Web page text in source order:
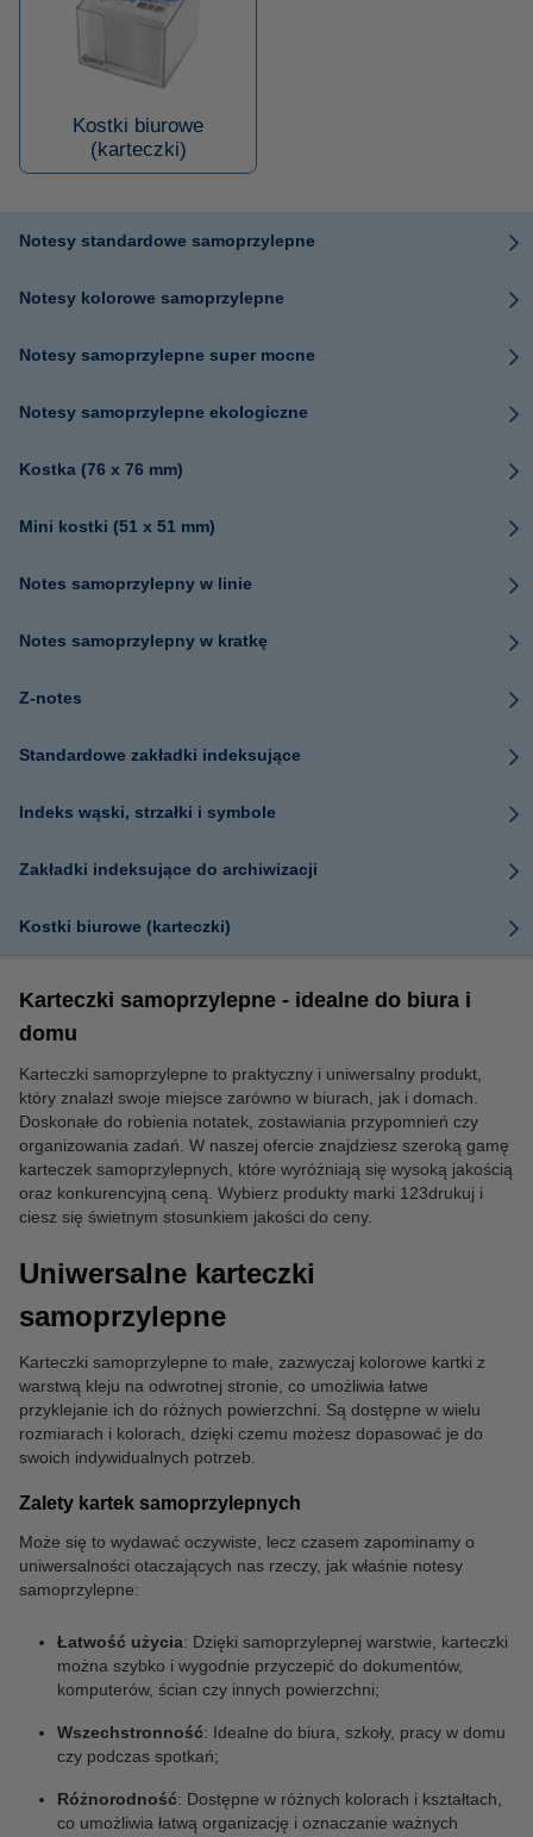
Kostki biurowe
(karteczki)
Notesy standardowe samoprzylepne
Notesy kolorowe samoprzylepne
Notesy samoprzylepne super mocne
Notesy samoprzylepne ekologiczne
Kostka (76 x 76 mm)
Mini kostki (51 x 51 mm)
Notes samoprzylepny w linie
Notes samoprzylepny w kratkę
Z-notes
Standardowe zakładki indeksujące
Indeks wąski, strzałki i symbole
Zakładki indeksujące do archiwizacji
Kostki biurowe (karteczki)
Karteczki samoprzylepne - idealne do biura i
domu
Karteczki samoprzylepne to praktyczny i uniwersalny produkt,
który znalazł swoje miejsce zarówno w biurach, jak i domach.
Doskonałe do robienia notatek, zostawiania przypomnień czy
organizowania zadań. W naszej ofercie znajdziesz szeroką gamę
karteczek samoprzylepnych, które wyróżniają się wysoką jakością
oraz konkurencyjną ceną. Wybierz produkty marki 123drukuj i
ciesz się świetnym stosunkiem jakości do ceny.
Uniwersalne karteczki
samoprzylepne
Karteczki samoprzylepne to małe, zazwyczaj kolorowe kartki z
warstwą kleju na odwrotnej stronie, co umożliwia łatwe
przyklejanie ich do różnych powierzchni. Są dostępne w wielu
rozmiarach i kolorach, dzięki czemu możesz dopasować je do
swoich indywidualnych potrzeb.
Zalety kartek samoprzylepnych
Może się to wydawać oczywiste, lecz czasem zapominamy o
uniwersalności otaczających nas rzeczy, jak właśnie notesy
samoprzylepne:
Łatwość użycia: Dzięki samoprzylepnej warstwie, karteczki
można szybko i wygodnie przyczepić do dokumentów,
komputerów, ścian czy innych powierzchni;
Wszechstronność: Idealne do biura, szkoły, pracy w domu
czy podczas spotkań;
Różnorodność: Dostępne w różnych kolorach i kształtach,
co umożliwia łatwą organizację i oznaczanie ważnych